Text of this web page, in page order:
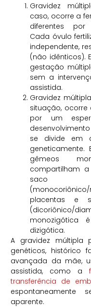
Gravidez
caso, ocorre a
diferentes por
Cada óvulo
independente,
(não idênticos).
gestação
sem a
assistida.
Gravidez
situação,
por um
se divide em
gêmeos
compartilham
saco
placentas e
(dicoriônico/
dizigótica.
A gravidez múltipla
genéticos, histórico
avançada da mãe,
assistida, como a
transferência de
aparente.